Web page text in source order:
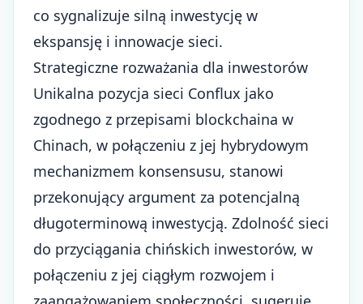
co sygnalizuje silną inwestycję w
ekspansję i innowacje sieci.
Strategiczne rozważania dla inwestorów
Unikalna pozycja sieci Conflux jako
zgodnego z przepisami blockchaina w
Chinach, w połączeniu z jej hybrydowym
mechanizmem konsensusu, stanowi
przekonujący argument za potencjalną
długoterminową inwestycją. Zdolność sieci
do przyciągania chińskich inwestorów, w
połączeniu z jej ciągłym rozwojem i